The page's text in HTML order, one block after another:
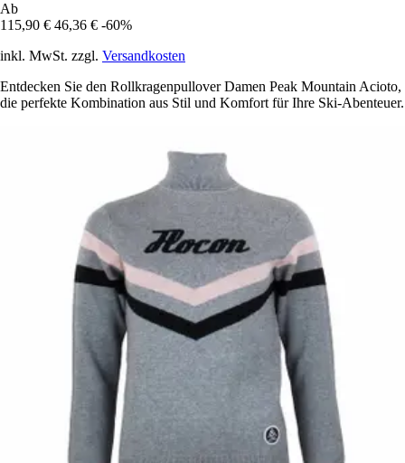
Ab
115,90 € 46,36 € -60%
inkl. MwSt. zzgl. Versandkosten
Entdecken Sie den Rollkragenpullover Damen Peak Mountain Acioto,
die perfekte Kombination aus Stil und Komfort für Ihre Ski-Abenteuer.